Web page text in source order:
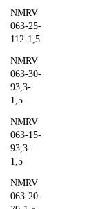
NMRV
063-25-
112-1,5
NMRV
063-30-
93,3-
1,5
NMRV
063-15-
93,3-
1,5
NMRV
063-20-